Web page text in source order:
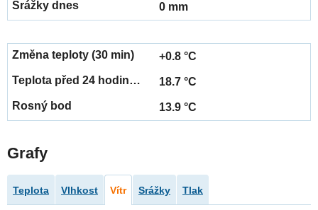
0 mm
+0.8 °C
18.7 °C
13.9 °C
Grafy
Teplota Vlhkost Vítr Srážky Tlak